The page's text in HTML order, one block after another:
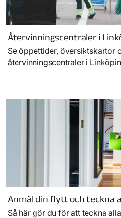
Återvinningscentraler i
Se öppettider, översiktskartor
återvinningscentraler i
Anmäl din flytt och teckna
Så här gör du för att teckna